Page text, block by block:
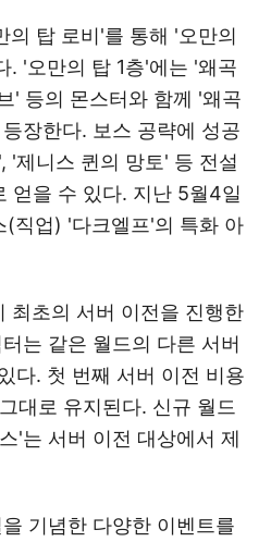
의 탑 로비'를 통해 '오만의
. '오만의 탑 1층'에는 '왜곡
' 등의 몬스터와 함께 '왜곡
장한다. 보스 공략에 성공
'제니스 퀸의 망토' 등 전설
얻을 수 있다. 지난 5월4일
(직업) '다크엘프'의 특화 아
최초의 서버 이전을 진행한
는 같은 월드의 다른 서버
다. 첫 번째 서버 이전 비용
대로 유지된다. 신규 월드
'는 서버 이전 대상에서 제
기념한 다양한 이벤트를